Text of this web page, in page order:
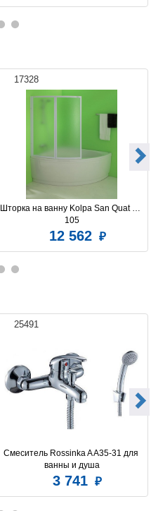
17328
Шторка на ванну Kolpa San Quat TP
105
12 562
25491
Смеситель Rossinka A A35-31 для
ванны и душа
3 741